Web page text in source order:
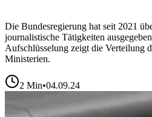
Die Bundesregierung hat seit 2021
journalistische Tätigkeiten
Aufschlüsselung zeigt die Verteilung
Ministerien.
2 Min•04.09.24